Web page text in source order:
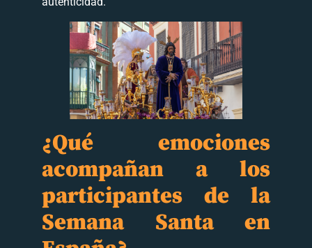
¿Qué emociones
acompañan a los
participantes de la
Semana Santa en